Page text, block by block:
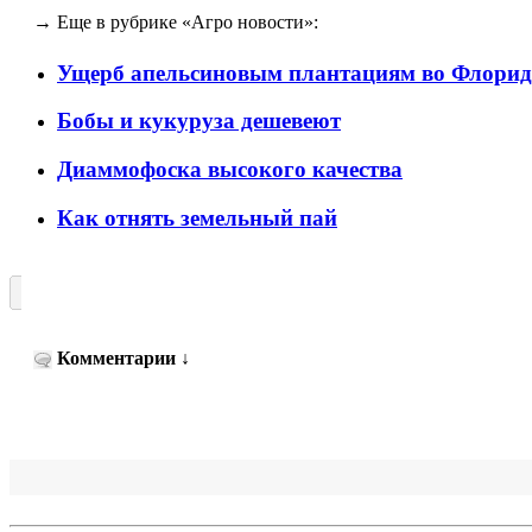
→ Еще в рубрике «Агро новости»:
Ущерб апельсиновым плантациям во
Бобы и кукуруза дешевеют
Диаммофоска высокого качества
Как отнять земельный пай
Комментарии ↓